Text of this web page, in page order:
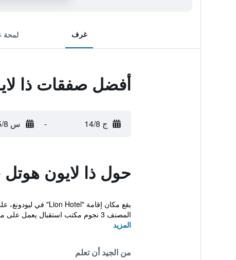
غرف لمحة
أفضل صفقات ذا
ج 14/8 - س 15/8
حول ذا لايون هوتل
المصنف 3 نجوم مكتب استقبال يعمل على مدار الساعة وخد...
المزيد
من الجيد أن تعلم